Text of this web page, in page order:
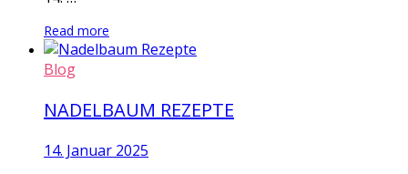
Read more
Blog
NADELBAUM REZEPTE
14. Januar 2025